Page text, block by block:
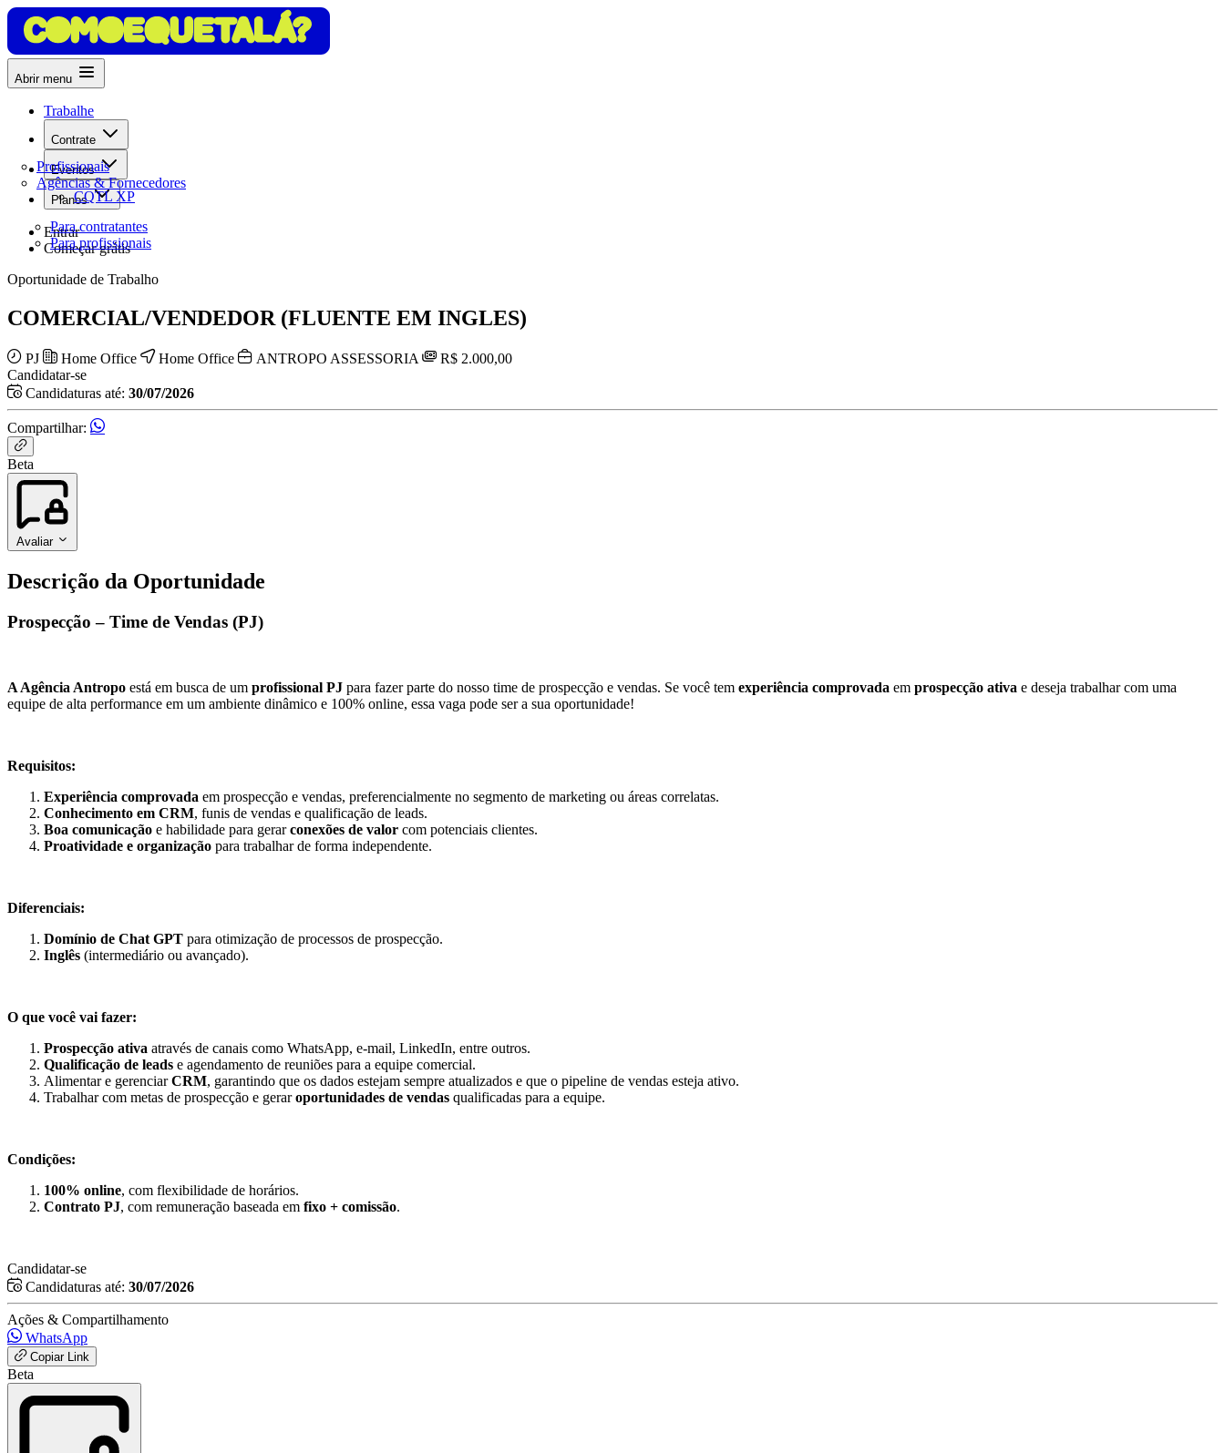
Abrir menu
Trabalhe
Contrate
Profissionais
Agências & Fornecedores
Eventos
CQTL XP
Planos
Para contratantes
Para profissionais
Entrar
Começar grátis
Oportunidade de Trabalho
COMERCIAL/VENDEDOR (FLUENTE EM INGLES)
PJ Home Office Home Office ANTROPO ASSESSORIA
R$ 2.000,00
Candidatar-se
Candidaturas até: 30/07/2026
Compartilhar:
Beta
Avaliar
Descrição da Oportunidade
Prospecção – Time de Vendas (PJ)
A Agência Antropo está em busca de um profissional PJ para fazer parte do nosso time de prospecção e vendas. Se você tem experiência comprovada em prospecção ativa e deseja trabalhar com uma
equipe de alta performance em um ambiente dinâmico e 100% online, essa vaga pode ser a sua oportunidade!
Requisitos:
Experiência comprovada em prospecção e vendas, preferencialmente no segmento de marketing ou áreas correlatas.
Conhecimento em CRM, funis de vendas e qualificação de leads.
Boa comunicação e habilidade para gerarconexões de valor com potenciais clientes.
Proatividade e organização para trabalhar de forma independente.
Diferenciais:
Domínio de Chat GPT para otimização de processos de prospecção.
Inglês (intermediário ou avançado).
O que você vai fazer:
Prospecção ativa através de canais como WhatsApp, e-mail, LinkedIn, entre outros.
Qualificação de leads e agendamento de reuniões para a equipe comercial.
Alimentar e gerenciarCRM, garantindo que os dados estejam sempre atualizados e que o pipeline de vendas esteja ativo.
Trabalhar com metas de prospecção e geraroportunidades de vendas qualificadas para a equipe.
Condições:
100% online, com flexibilidade de horários.
Contrato PJ, com remuneração baseada em fixo + comissão.
Candidatar-se
Candidaturas até: 30/07/2026
Ações & Compartilhamento
WhatsApp
Copiar Link
Beta